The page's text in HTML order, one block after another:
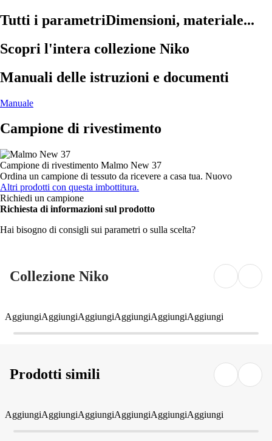
Tutti i parametriDimensioni, materiale...
Scopri l'intera collezione Niko
Manuali delle istruzioni e documenti
Manuale
Campione di rivestimento
Campione di rivestimento Malmo New 37
Ordina un campione di tessuto da ricevere a casa tua. Nuovo
Altri prodotti con questa imbottitura.
Richiedi un campione
Richiesta di informazioni sul prodotto
Hai bisogno di consigli sui parametri o sulla scelta?
Collezione Niko
AggiungiAggiungiAggiungiAggiungiAggiungiAggiungi
Prodotti simili
AggiungiAggiungiAggiungiAggiungiAggiungiAggiungi